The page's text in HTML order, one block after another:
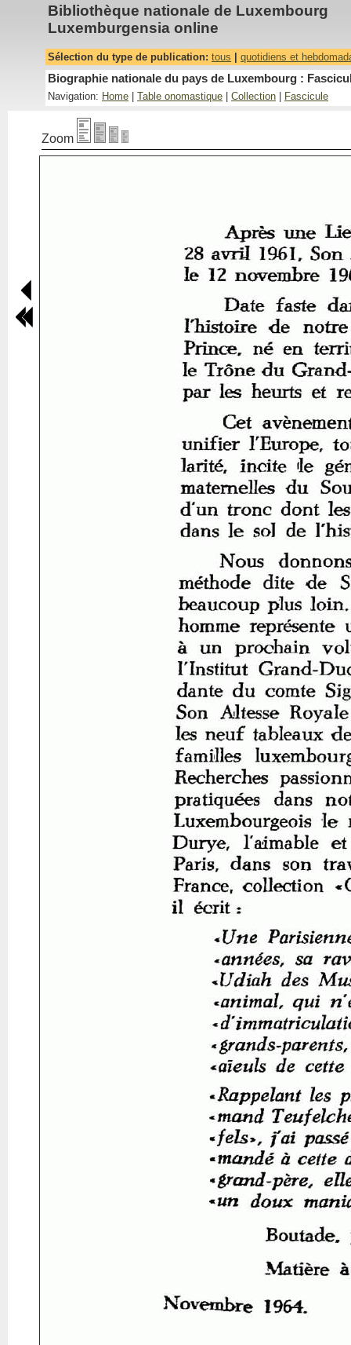
Bibliothèque nationale de Luxembourg
Luxemburgensia online
Sélection du type de publication: tous quotidiens et
Biographie nationale du pays de Luxembourg :
Navigation: Home Table onomastique Collection Fascicule
Zoom